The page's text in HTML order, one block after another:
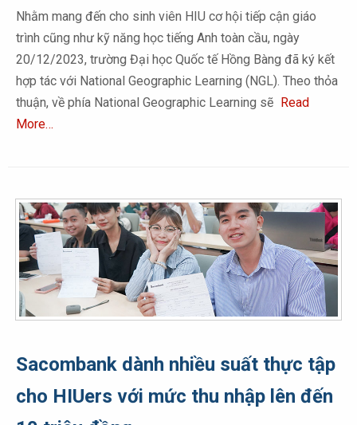
Nhằm mang đến cho sinh viên HIU cơ hội tiếp cận giáo
trình cũng như kỹ năng học tiếng Anh toàn cầu, ngày
20/12/2023, trường Đại học Quốc tế Hồng Bàng đã ký kết
hợp tác với National Geographic Learning (NGL). Theo thỏa
thuận, về phía National Geographic Learning sẽ Read
More…
Sacombank dành nhiều suất thực tập
cho HIUers với mức thu nhập lên đến